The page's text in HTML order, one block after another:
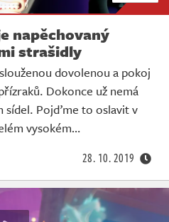
napěchovaný
strašidly
dovolenou a pokoj
Dokonce už nemá
sídel. Pojďme to oslavit v
vysokém…
28. 10. 2019